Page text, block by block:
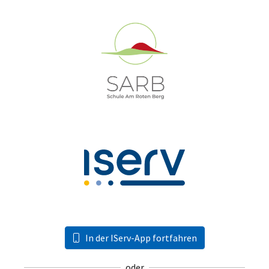
In der IServ-App fortfahren